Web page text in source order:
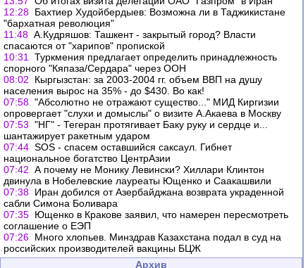
12:28 Бахтиер Худойбердыев: Возможна ли в Таджикистане
"бархатная революция"
11:48 А.Кудряшов: Ташкент - закрытый город? Власти
спасаются от "харипов" пропиской
10:31
Туркмения предлагает определить принадлежность
спорного "Кяпаза/Сердара" через ООН
08:02
Кыргызстан: за 2003-2004 гг. объем ВВП на душу
населения вырос на 35% - до $430. Во как!
07:58 "Абсолютно не отражают существо..." МИД Киргизии
опровергает "слухи и домыслы" о визите А.Акаева в Москву
07:53 "НГ" - Тегеран протягивает Баку руку и сердце и...
шантажирует ракетным ударом
07:44 SOS - спасем оставшийся саксаул. Гибнет
национальное богатство ЦентрАзии
07:42 А почему не Монику Левински? Хиллари Клинтон
двинула в Нобелевские лауреаты Ющенко и Саакашвили
07:38 Иран добился от Азербайджана возврата украденной
сабли Симона Боливара
07:35 Ющенко в Кракове заявил, что намерен пересмотреть
соглашение о ЕЭП
07:26 Много хлопьев. Минздрав Казахстана подал в суд на
российских производителей вакцины БЦЖ
Архив